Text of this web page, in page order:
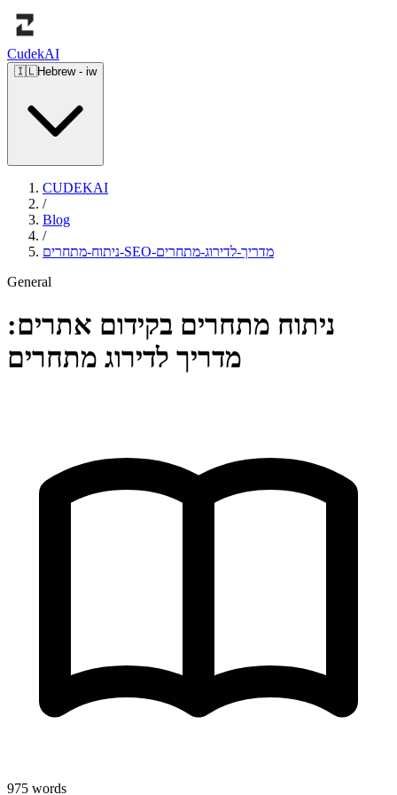
CudekAI
🇮🇱Hebrew- iw
CUDEKAI
/
Blog
/
ניתוח-מתחרים-SEO-מדריך-לדירוג-מתחרים
General
ניתוח מתחרים בקידום אתרים:
מדריך לדירוג מתחרים
975 words